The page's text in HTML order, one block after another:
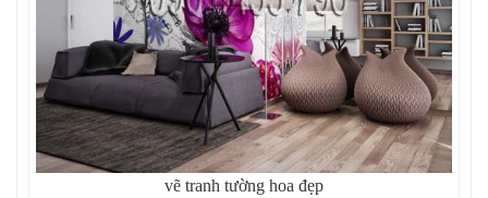
vẽ tranh tường hoa đẹp